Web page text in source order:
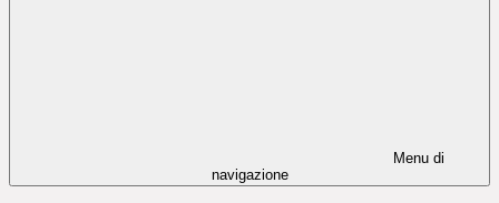
Menu di
navigazione